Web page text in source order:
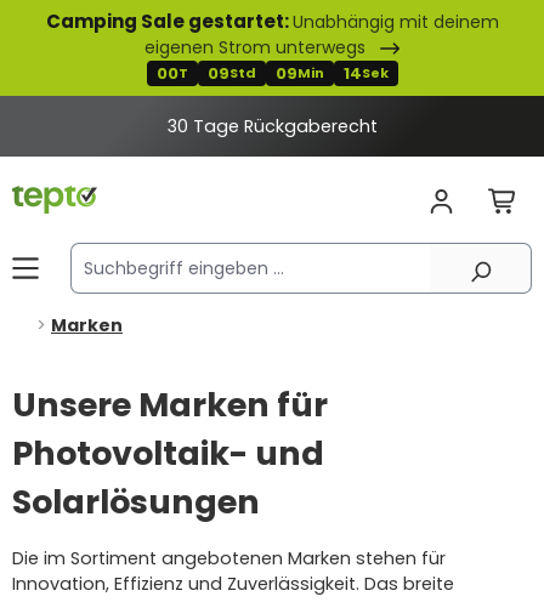
springen
Camping Sale gestartet:Unabhängig mit deinem
eigenen Strom unterwegs
00T 09Std 09Min 13Sek
30 Tage Rückgaberecht
Marken
Unsere Marken für
Photovoltaik- und
Solarlösungen
Die im Sortiment angebotenen Marken stehen für
Innovation, Effizienz und Zuverlässigkeit. Das breite